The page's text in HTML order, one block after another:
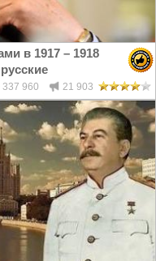
в 1917 – 1918
337 960 21 903